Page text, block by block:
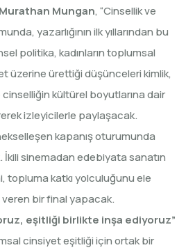
Murathan Mungan, “Cinsellik ve
yazarlığının ilk yıllarından bu
politika, kadınların toplumsal
üzerine ürettiği düşünceleri kimlik,
kültürel boyutlarına dair
izleyicilerle paylaşacak.
kapanış oturumunda
İkili sinemadan edebiyata sanatın
topluma katkı yolculuğunu ele
bir final yapacak.
eşitliği birlikte inşa ediyoruz”
cinsiyet eşitliği için ortak bir